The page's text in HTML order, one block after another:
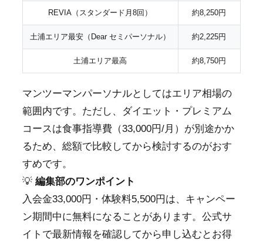
REVIA（スタンダード月8回） 約8,250円
土浦エリア最安（Dear セミパーソナル） 約2,225円
土浦エリア最高 約8,750円
マンツーマンパーソナルとしてはエリア相場の
範囲内です。ただし、ダイエット・プレミアム
コースは食事指導費（33,000円/月）が別途かか
るため、総額で比較してから検討するのがおす
すめです。
💡 編集部のワンポイント
入会金33,000円・体験料5,500円は、キャンペー
ン期間中に無料になることがあります。公式サ
イトで最新情報を確認してから申し込むとお得